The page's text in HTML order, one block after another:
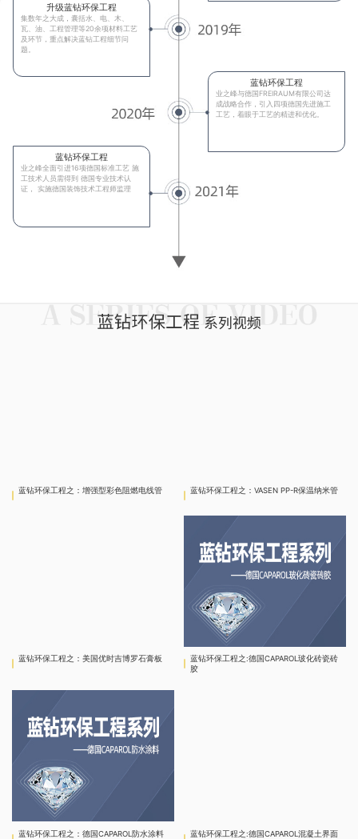
升级蓝钻环保工程
集数年之大成，囊括水、电、木、
瓦、油、工程管理等20余项材料工艺
及环节，重点解决蓝钻工程细节问
题。
蓝钻环保工程
业之峰与德国FREIRAUM有限公司达
成战略合作，引入四项德国先进施工
工艺，着眼于工艺的精进和优化。
蓝钻环保工程
业之峰全面引进16项德国标准工艺 施
工技术人员需得到 德国专业技术认
证， 实施德国装饰技术工程师监理
蓝钻环保工程之：增强型彩色阻燃电线管 蓝钻环保工程之：VASEN PP-R保温纳米管
蓝钻环保工程之：美国优时吉博罗石膏板
蓝钻环保工程之:德国CAPAROL玻化砖瓷砖
胶
蓝钻环保工程之：德国CAPAROL防水涂料 蓝钻环保工程之:德国CAPAROL混凝土界面